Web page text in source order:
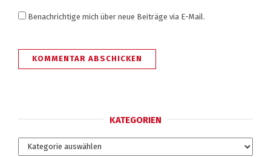
Benachrichtige mich über neue Beiträge via E-Mail.
KATEGORIEN
Kategorien